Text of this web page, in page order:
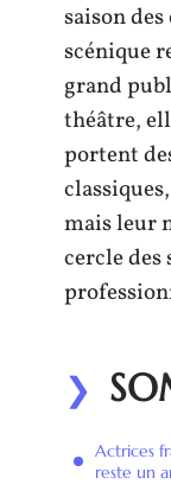
saison
scénique
grand
théâtre,
portent
mais leur
cercle des
Actrices
reste un